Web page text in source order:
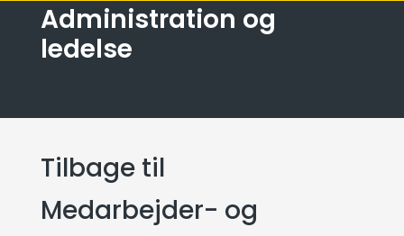
Administration og
ledelse
Tilbage til
Medarbejder- og